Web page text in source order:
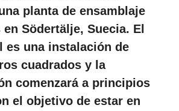
planta de ensamblaje
Södertälje, Suecia. El
es una instalación de
cuadrados y la
comenzará a principios
el objetivo de estar en